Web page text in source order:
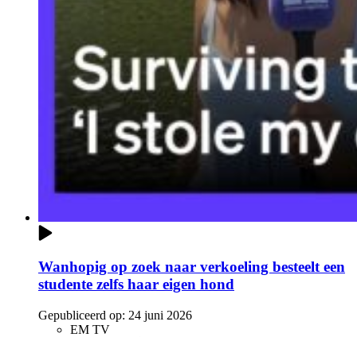
Wanhopig op zoek naar verkoeling besteelt een
studente zelfs haar eigen hond
Gepubliceerd op: 24 juni 2026
EM TV